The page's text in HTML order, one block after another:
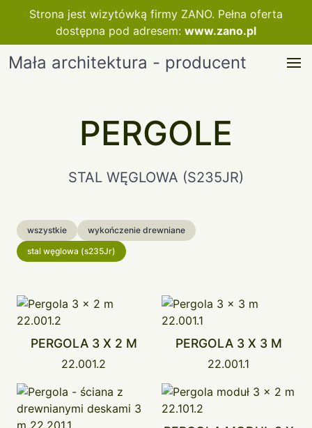
Strona jest wizytówką firmy ZANO. Pełna oferta
dostępna pod adresem: www.zano.pl
Mała architektura - producent
PERGOLE
STAL WĘGLOWA (S235JR)
wszystkie
wykończenie drewniane
stal węglowa (s235Jr)
PERGOLA 3 X 2 M
22.001.2
PERGOLA 3 X 3 M
22.001.1